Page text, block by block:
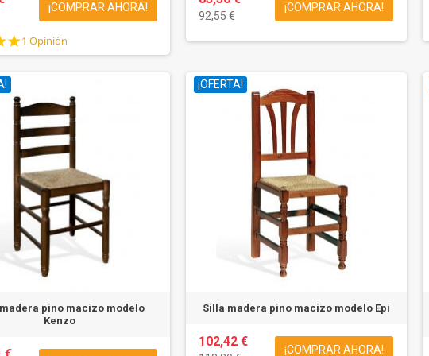
¡COMPRAR AHORA!
5.0
star
1 Opinión
92,55 €
¡COMPRAR AHORA!
pino macizo modelo
Kenzo
¡OFERTA!
Silla madera pino macizo modelo Epi
102,42 €
¡COMPRAR AHORA!